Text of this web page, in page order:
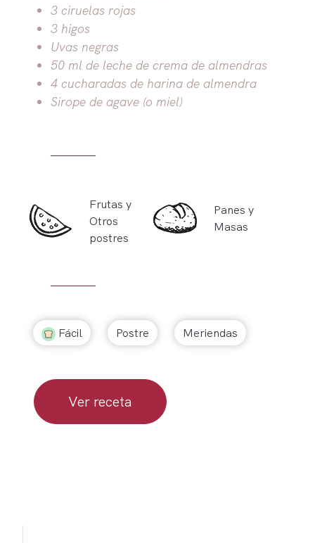
3 ciruelas rojas
3 higos
Uvas negras
50 ml de leche de crema de almendras
4 cucharadas de harina de almendra
Sirope de agave (o miel)
Frutas y
Otros
postres
Panes y
Masas
Fácil Postre Meriendas
Ver receta